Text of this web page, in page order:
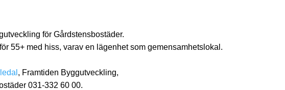
för Gårdstensbostäder.
55+ med hiss, varav en lägenhet som gemensamhetslokal.
, Framtiden Byggutveckling,
031-332 60 00.